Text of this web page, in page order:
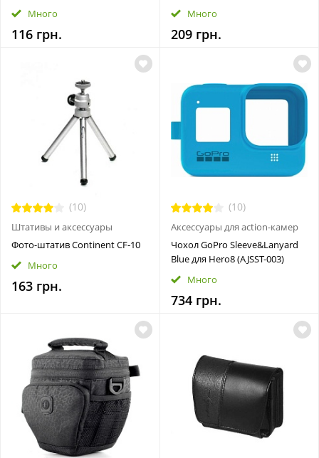
Много
116 грн.
Много
209 грн.
(10)
Штативы и аксессуары
Фото-штатив Continent СF-10
Много
163 грн.
(10)
Аксессуары для action-камер
Чохол GoPro Sleeve&Lanyard
Blue для Hero8 (AJSST-003)
Много
734 грн.